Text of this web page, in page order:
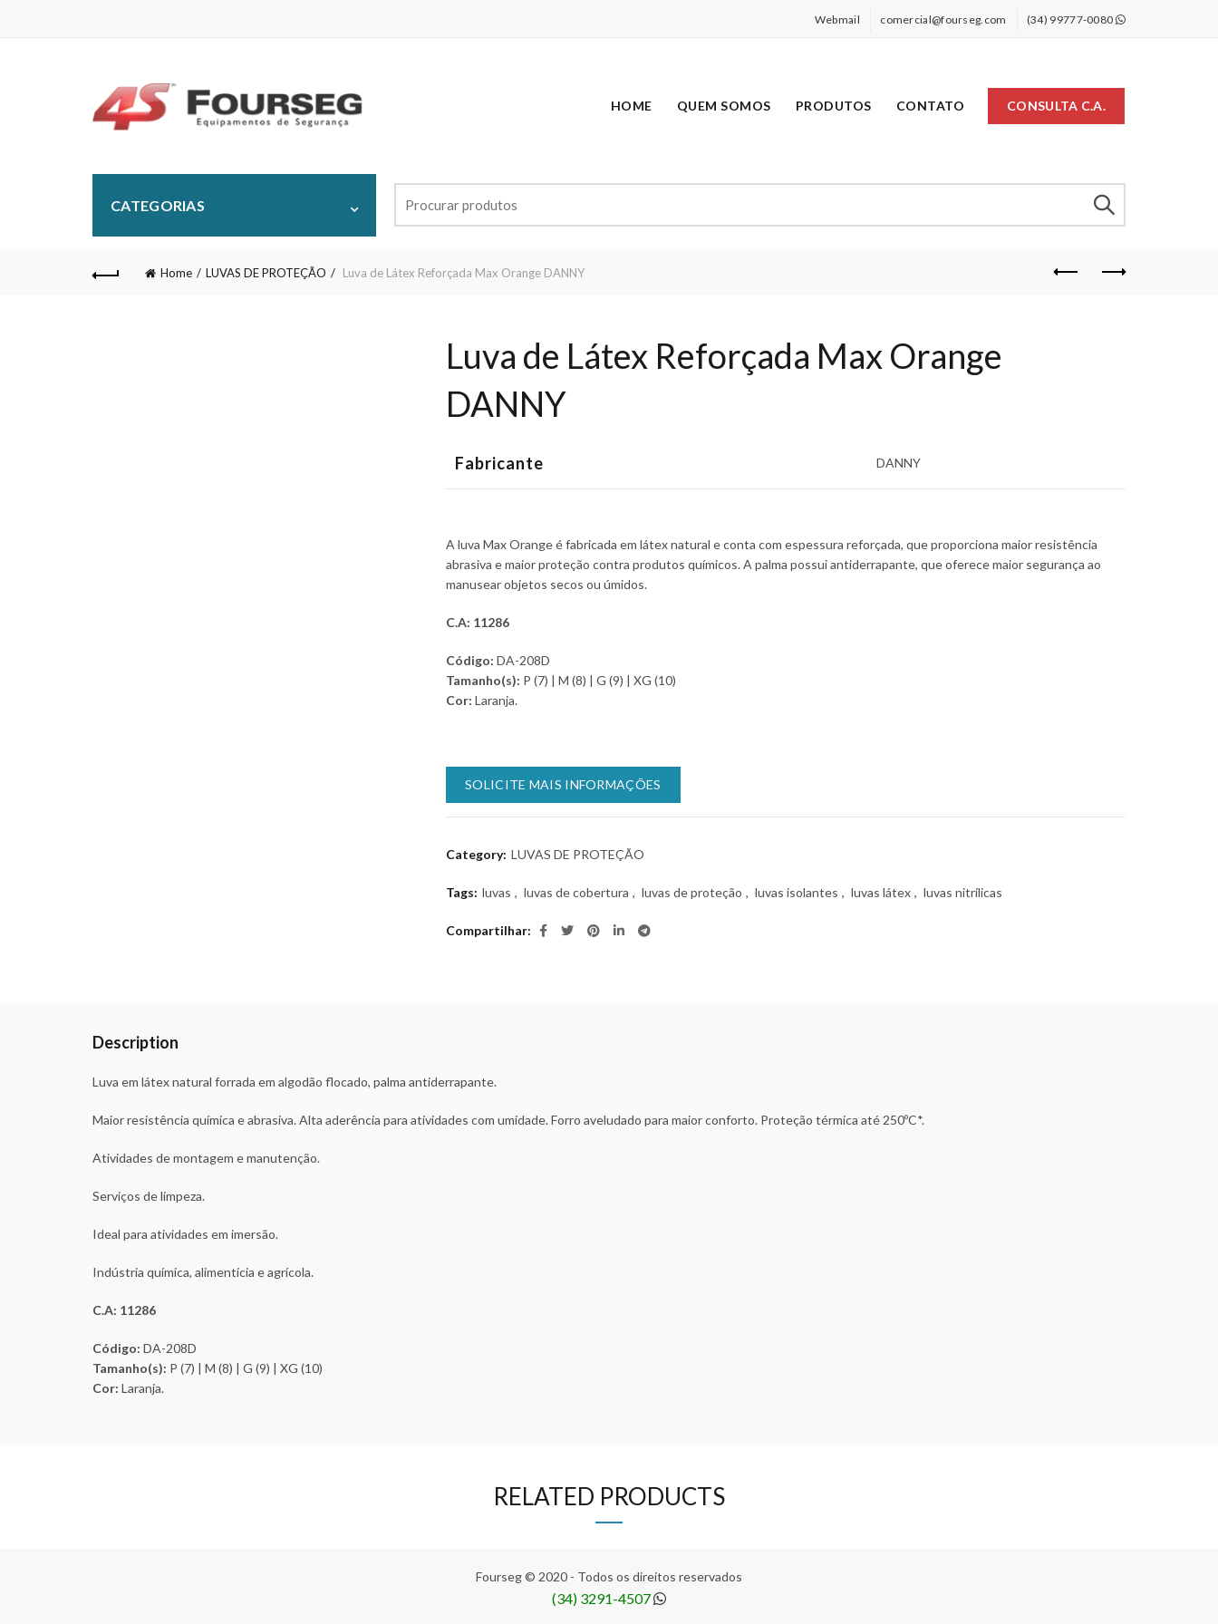
Webmail comercial@fourseg.com (34) 99777-0080
HOME QUEM SOMOS PRODUTOS CONTATO CONSULTA C.A.
CATEGORIAS
for:
Home LUVAS DE PROTEÇÃO Luva de Látex Reforçada Max Orange DANNY
Luva de Látex Reforçada Max Orange
DANNY
Fabricante DANNY
A luva Max Orange é fabricada em látex natural e conta com espessura reforçada, que proporciona maior resistência
abrasiva e maior proteção contra produtos químicos. A palma possui antiderrapante, que oferece maior segurança ao
manusear objetos secos ou úmidos.
C.A: 11286
Código: DA-208D
Tamanho(s): P (7) | M (8) | G (9) | XG (10)
Cor: Laranja.
SOLICITE MAIS INFORMAÇÕES
Category: LUVAS DE PROTEÇÃO
Tags: luvas , luvas de cobertura , luvas de proteção , luvas isolantes , luvas látex , luvas nitrílicas
Compartilhar
Description
Luva em látex natural forrada em algodão flocado, palma antiderrapante.
Maior resistência química e abrasiva. Alta aderência para atividades com umidade. Forro aveludado para maior conforto. Proteção térmica até 250ºC*.
Atividades de montagem e manutenção.
Serviços de limpeza.
Ideal para atividades em imersão.
Indústria química, alimentícia e agrícola.
C.A: 11286
Código: DA-208D
Tamanho(s): P (7) | M (8) | G (9) | XG (10)
Cor: Laranja.
RELATED PRODUCTS
Fourseg © 2020 - Todos os direitos reservados
(34) 3291-4507